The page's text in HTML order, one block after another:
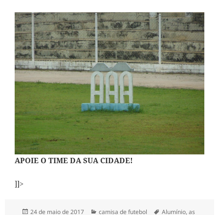
APOIE O TIME DA SUA CIDADE!
]]>
Publicado
24 de maio de 2017 Categorias
camisa de futebol Tags
Alumínio,as